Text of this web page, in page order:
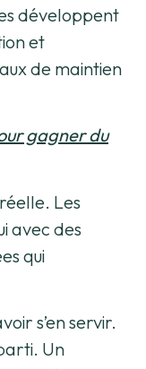
développent
et
de maintien
gagner du
Les
avec des
qui
s’en servir.
Un